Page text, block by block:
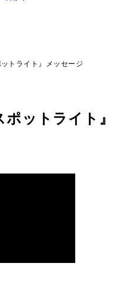
トライト』メッセージ
ポットライト』